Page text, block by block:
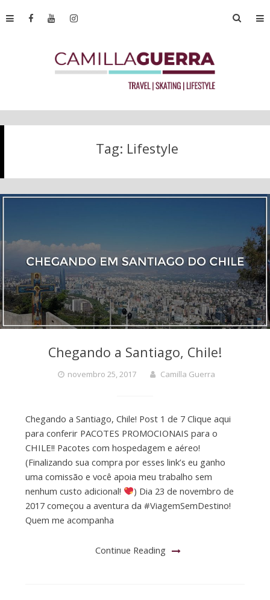
Tag: Lifestyle
Chegando a Santiago, Chile!
novembro 25, 2017 Camilla Guerra
Chegando a Santiago, Chile! Post 1 de 7 Clique aqui
para conferir PACOTES PROMOCIONAIS para o
CHILE!! Pacotes com hospedagem e aéreo!
(Finalizando sua compra por esses link’s eu ganho
uma comissão e você apoia meu trabalho sem
nenhum custo adicional!
) Dia 23 de novembro de
2017 começou a aventura da #ViagemSemDestino!
Quem me acompanha
Continue Reading